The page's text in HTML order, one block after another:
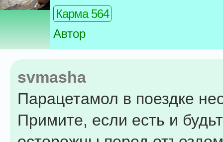
Карма 564
Автор
svmasha
Парацетамол в поездке
Примите, если есть и